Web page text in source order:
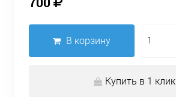
В корзину
Купить в 1 клик